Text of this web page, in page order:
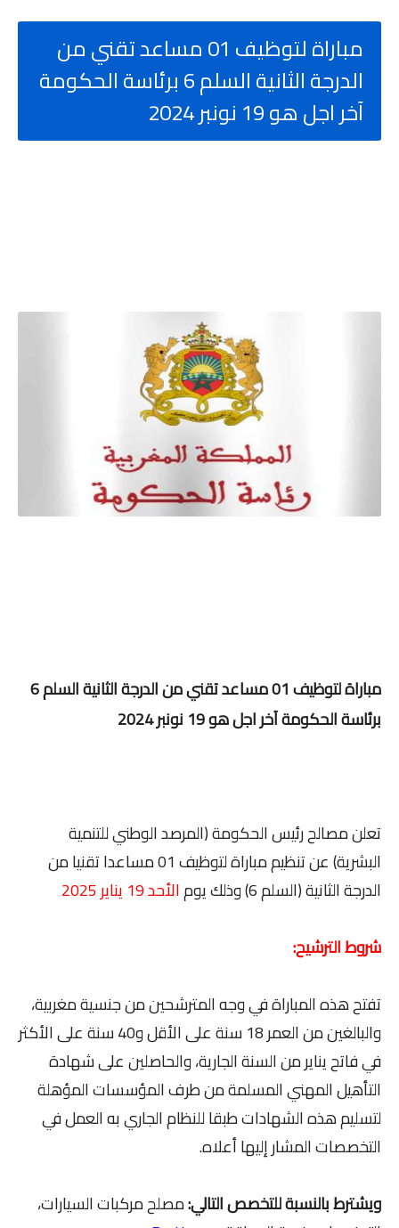
مباراة لتوظيف 01 مساعد تقني من
الدرجة الثانية السلم 6 برئاسة الحكومة
آخر اجل هو 19 نونبر 2024
مباراة لتوظيف 0
1 مساعد تقني من الدرجة الثانية السلم 6
برئاسة الحكومة آخر اجل هو 19 نونبر 2024
تعلن مصالح رئيس الحكومة (المرصد الوطني للتنمية
البشرية) عن تنظيم مباراة لتوظيف 01 مساعدا تقنيا من
الدرجة الثانية (السلم 6) وذلك يوم
الأحد 19 يناير 2025
شروط الترشيح:
تفتح هذه المباراة في وجه المترشحين من جنسية مغربية،
والبالغين من العمر 18 سنة على الأقل و40 سنة على الأكثر
في فاتح يناير من السنة الجارية، والحاصلين على شهادة
التأهيل المهني المسلمة من طرف المؤسسات المؤهلة
لتسليم هذه الشهادات طبقا للنظام الجاري به العمل في
التخصصات المشار إليها أعلاه.
ويشترط بالنسبة للتخصص التالي:مصلح مركبات السيارات،